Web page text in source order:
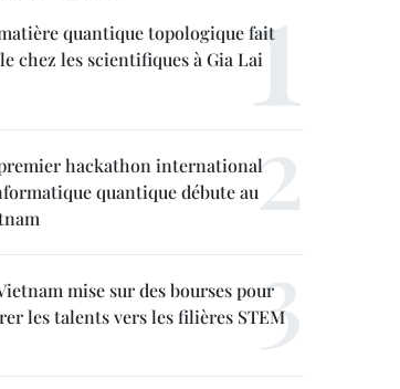
quantique topologique fait
chez les scientifiques à Gia Lai
hackathon international
quantique débute au
mise sur des bourses pour
les talents vers les filières STEM